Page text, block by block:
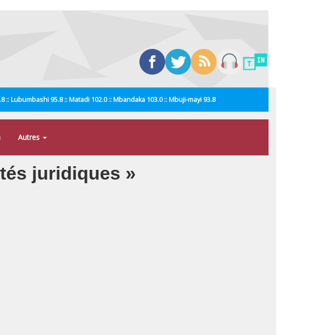
:: Lubumbashi 95.8 :: Matadi 102.0 :: Mbandaka 103.0 :: Mbuji-mayi 93.8
Autres
juridiques »